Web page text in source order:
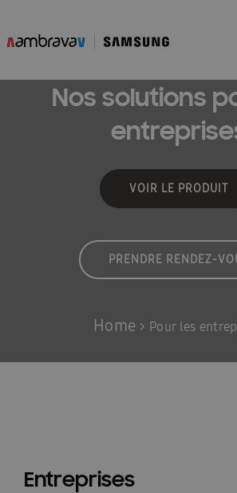
Nos solutions
VOIR LE PRODUIT
PRENDRE RENDEZ-
Home > Pour les
Entreprises